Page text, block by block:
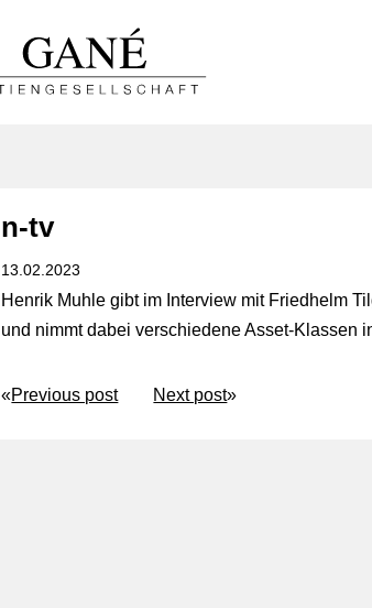
n-tv
13.02.2023
Henrik Muhle gibt im Interview mit Friedhelm
und nimmt dabei verschiedene Asset-Klassen
«Previous post Next post»